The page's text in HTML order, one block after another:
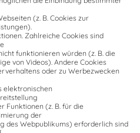
(z. B. Cookies zur
Zahlreiche Cookies sind
funktionieren würden (z. B. die
von Videos). Andere Cookies
oder zu Werbezwecken
elektronischen
Funktionen (z. B. für die
der
des Webpublikums) erforderlich sind